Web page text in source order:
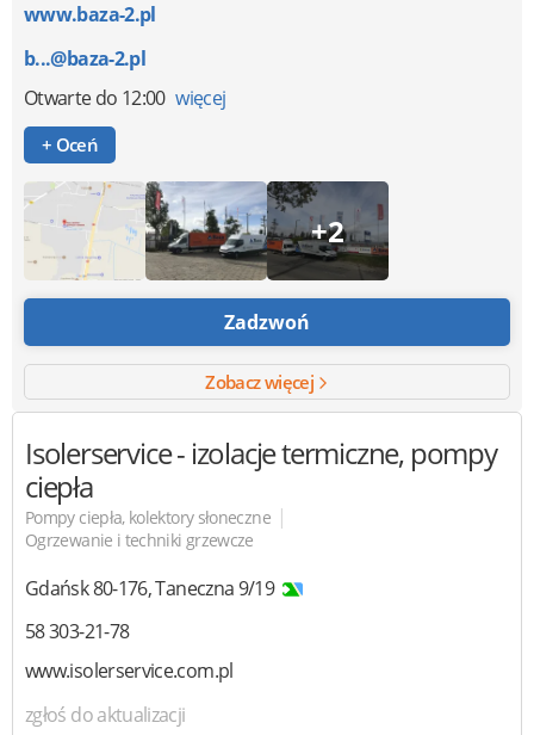
www.baza-2.pl
b...@baza-2.pl
Otwartedo 12:00 więcej
+ Oceń
+2
Zadzwoń
Zobacz więcej
Isolerservice- izolacje termiczne, pompy
ciepła
Pompy ciepła, kolektory słoneczne |
Ogrzewanie i techniki grzewcze
Gdańsk80-176,Taneczna 9/19
58 303-21-78
www.isolerservice.com.pl
zgłoś do aktualizacji